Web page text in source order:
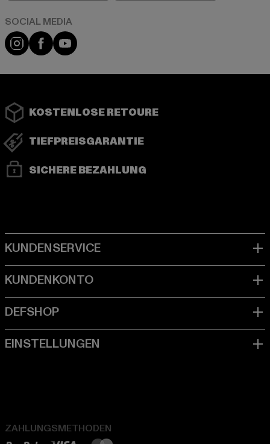
Instagram
FacebookYouTube
KOSTENLOSE RETOURE
TIEFPREISGARANTIE
SICHERE BEZAHLUNG
ZAHLUNGSMETHODEN